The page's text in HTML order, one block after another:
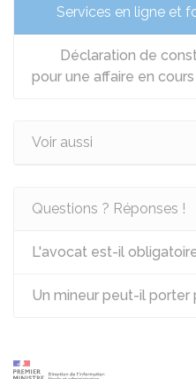
Services en ligne et
Déclaration de
pour une affaire en cours
Voir aussi
Questions ? Réponses !
L'avocat est-il
Un mineur peut-il porter